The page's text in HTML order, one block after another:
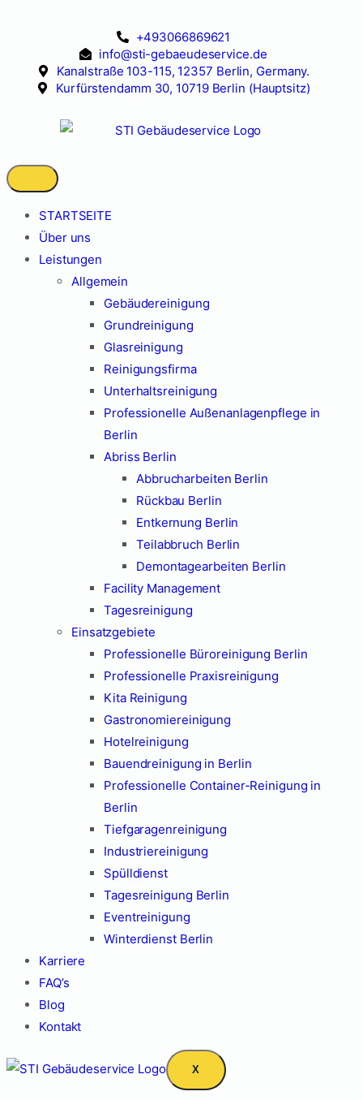
+493066869621
info@sti-gebaeudeservice.de
Kanalstraße 103-115, 12357 Berlin, Germany.
Kurfürstendamm 30, 10719 Berlin (Hauptsitz)
STARTSEITE
Über uns
Leistungen
Allgemein
Gebäudereinigung
Grundreinigung
Glasreinigung
Reinigungsfirma
Unterhaltsreinigung
Professionelle Außenanlagenpflege in
Berlin
Abriss Berlin
Abbrucharbeiten Berlin
Rückbau Berlin
Entkernung Berlin
Teilabbruch Berlin
Demontagearbeiten Berlin
Facility Management
Tagesreinigung
Einsatzgebiete
Professionelle Büroreinigung Berlin
Professionelle Praxisreinigung
Kita Reinigung
Gastronomiereinigung
Hotelreinigung
Bauendreinigung in Berlin
Professionelle Container-Reinigung in
Berlin
Tiefgaragenreinigung
Industriereinigung
Spülldienst
Tagesreinigung Berlin
Eventreinigung
Winterdienst Berlin
Karriere
FAQ’s
Blog
Kontakt
X